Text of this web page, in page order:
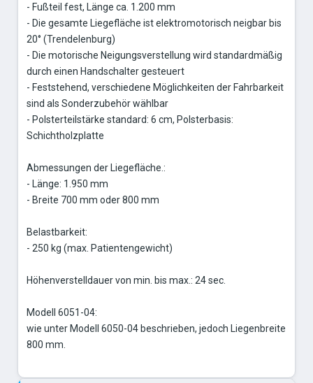
- Fußteil fest, Länge ca. 1.200 mm
- Die gesamte Liegefläche ist elektromotorisch neigbar bis
20° (Trendelenburg)
- Die motorische Neigungsverstellung wird standardmäßig
durch einen Handschalter gesteuert
- Feststehend, verschiedene Möglichkeiten der Fahrbarkeit
sind als Sonderzubehör wählbar
- Polsterteilstärke standard: 6 cm, Polsterbasis:
Schichtholzplatte
Abmessungen der Liegefläche.:
- Länge: 1.950 mm
- Breite 700 mm oder 800 mm
Belastbarkeit:
- 250 kg (max. Patientengewicht)
Höhenverstelldauer von min. bis max.: 24 sec.
Modell 6051-04:
wie unter Modell 6050-04 beschrieben, jedoch Liegenbreite
800 mm.